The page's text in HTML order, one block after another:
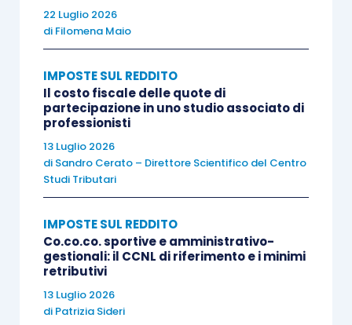
aumentare il patrimonio della società
comportare anche l’aumento del valore delle sue
quote sociali.
In tale contesto, allora, appare corretto ritenere
che la rinuncia del credito da parte di un socio sia
espressione della volontà di patrimonializzare
la societàe che, pertanto, non possa essere
equiparata alla remissione di un debito da parte di
un soggetto estraneo alla compagine sociale.
Pertanto, la rinuncia presuppone, in tali casi, il
conseguimento del creditoil cui importo, anche
comunque, “utilizzato” (Cassazione n.
22 Luglio 2026
di Filomena Maio
IMPOSTE SUL REDDITO
Il costo fiscale delle quote di
partecipazione in uno studio associato di
professionisti
13 Luglio 2026
di Sandro Cerato – Direttore Scientifico del Centro
Studi Tributari
IMPOSTE SUL REDDITO
Co.co.co. sportive e amministrativo-
gestionali: il CCNL di riferimento e i minimi
retributivi
13 Luglio 2026
di Patrizia Sideri